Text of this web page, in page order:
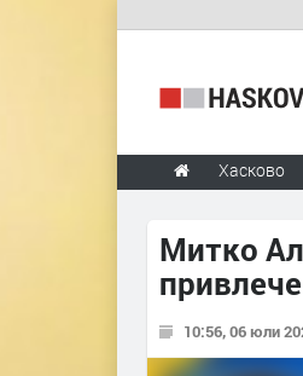
Хасково
Митко
10:56, 06 юли